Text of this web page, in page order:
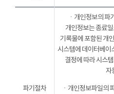
파기절차
ㆍ개인정보의 파
개인정보는 종료
기록물에 포함된 개
시스템에 데이터베이
결정에 따라 시스
자
ㆍ개인정보파일의